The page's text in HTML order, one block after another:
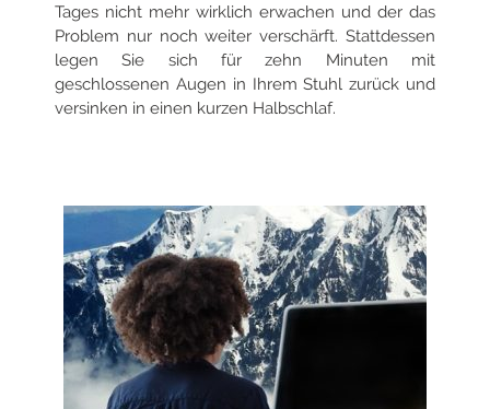
Tages nicht mehr wirklich erwachen und der das
Problem nur noch weiter verschärft. Stattdessen
legen Sie sich für zehn Minuten mit
geschlossenen Augen in Ihrem Stuhl zurück und
versinken in einen kurzen Halbschlaf.